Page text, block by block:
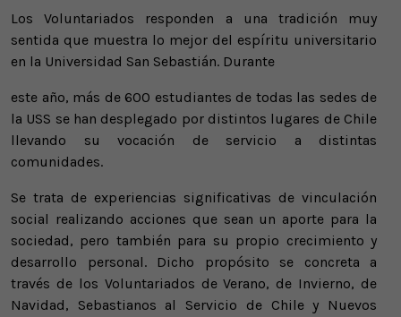
Los Voluntariados responden a una tradición muy
sentida que muestra lo mejor del espíritu universitario
en la Universidad San Sebastián. Durante
este año, más de 600 estudiantes de todas las sedes de
la USS se han desplegado por distintos lugares de Chile
llevando su vocación de servicio a distintas
comunidades.
Se trata de experiencias significativas de vinculación
social realizando acciones que sean un aporte para la
sociedad, pero también para su propio crecimiento y
desarrollo personal. Dicho propósito se concreta a
través de los Voluntariados de Verano, de Invierno, de
Navidad, Sebastianos al Servicio de Chile y Nuevos